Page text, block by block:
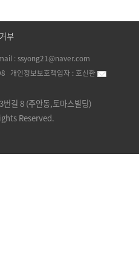
부
:ssyong21@naver.com
개인정보보호책임자 :호신환
길 8 (주안동,토마스빌딩)
Reserved.